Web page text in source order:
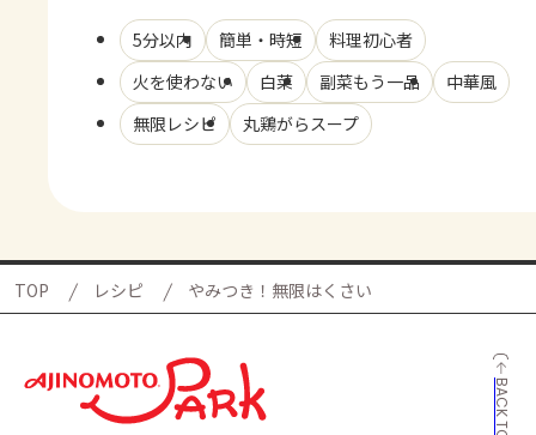
5分以内 簡単・時短
料理初心者
火を使わない
白菜 副菜もう一品
中華風
無限レシピ
丸鶏がらスープ
TOP レシピ やみつき！無限はくさい